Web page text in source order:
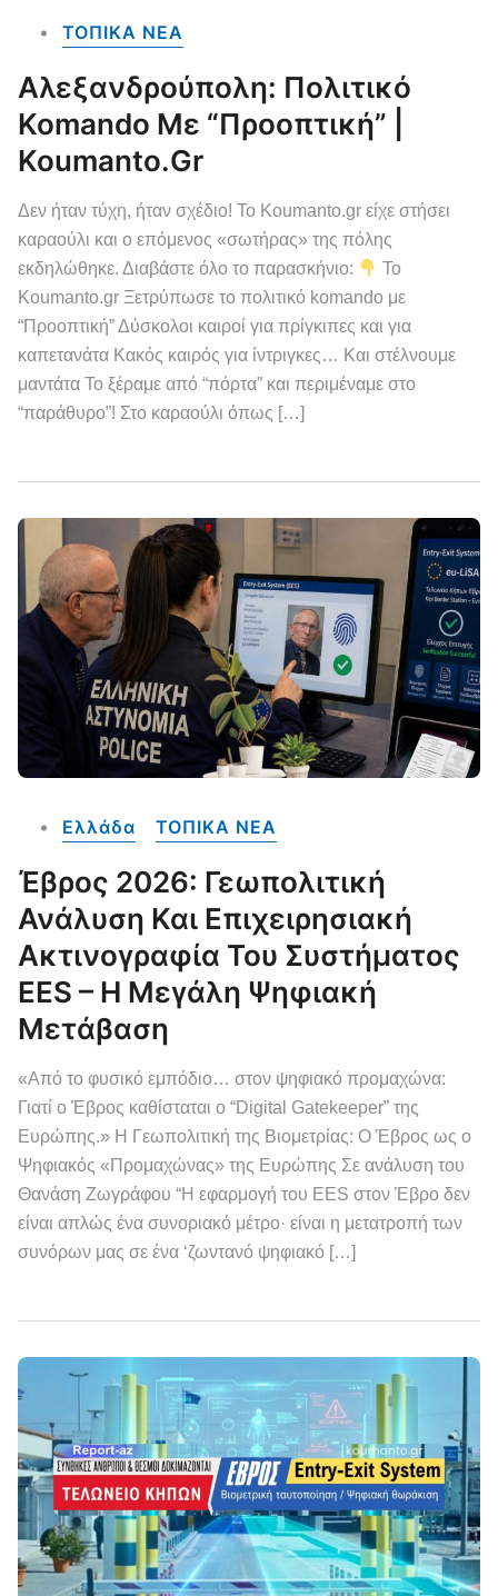
ΤΟΠΙΚΑ NEA
Αλεξανδρούπολη: Πολιτικό
Komando Με “Προοπτική” |
Koumanto.gr
Δεν ήταν τύχη, ήταν σχέδιο! Το Koumanto.gr είχε στήσει
καραούλι και ο επόμενος «σωτήρας» της πόλης
εκδηλώθηκε. Διαβάστε όλο το παρασκήνιο:
Το
Koumanto.gr Ξετρύπωσε το πολιτικό komando με
“Προοπτική” Δύσκολοι καιροί για πρίγκιπες και για
καπετανάτα Κακός καιρός για ίντριγκες… Και στέλνουμε
μαντάτα Το ξέραμε από “πόρτα” και περιμέναμε στο
“παράθυρο”! Στο καραούλι όπως […]
Ελλάδα ΤΟΠΙΚΑ NEA
Έβρος 2026: Γεωπολιτική
Ανάλυση Και Επιχειρησιακή
Ακτινογραφία Του Συστήματος
EES – Η Μεγάλη Ψηφιακή
Μετάβαση
«Από το φυσικό εμπόδιο… στον ψηφιακό προμαχώνα:
Γιατί ο Έβρος καθίσταται ο “Digital Gatekeeper” της
Ευρώπης.» Η Γεωπολιτική της Βιομετρίας: Ο Έβρος ως ο
Ψηφιακός «Προμαχώνας» της Ευρώπης Σε ανάλυση του
Θανάση Ζωγράφου “Η εφαρμογή του EES στον Έβρο δεν
είναι απλώς ένα συνοριακό μέτρο· είναι η μετατροπή των
συνόρων μας σε ένα ‘ζωντανό ψηφιακό […]